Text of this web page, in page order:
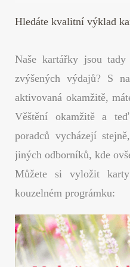
Hledáte kvalitní výklad
Naše kartářky jsou
zvýšených výdajů? S
aktivovaná okamžitě,
Věštění okamžitě a
poradců vycházejí
jiných odborníků, kde
Můžete si vyložit
kouzelném prográmku: